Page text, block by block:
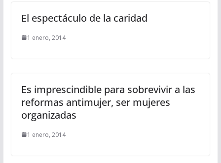
El espectáculo de la caridad
1 enero, 2014
Es imprescindible para sobrevivir a las
reformas antimujer, ser mujeres
organizadas
1 enero, 2014